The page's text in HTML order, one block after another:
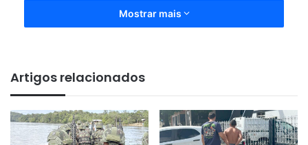
As câmeras de monitoramento registraram o furto. A
partir disso, iniciamos os levantamento e descobrimos
segue sendo procurado”, disse o delegado.
Mostrar mais
Artigos relacionados